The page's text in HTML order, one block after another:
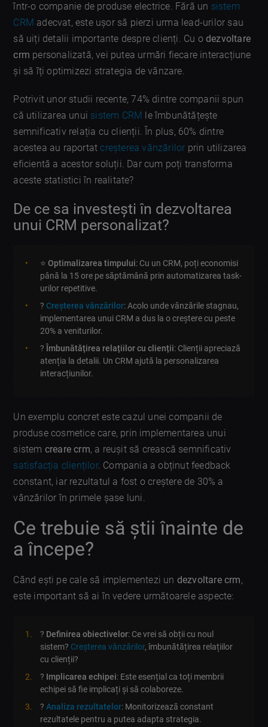
într-o companie de produse electrice. Fără un sistem
CRM adecvat, este ușor să pierzi urma lead-urilor sau
să uiți detalii importante despre clienți. Cu odezvoltare
crm personalizată, vei putea urmări fiecare interacțiune
și să îți optimizezi strategia de vânzare.
Potrivit unor studii recente, 74% dintre companii spun
că utilizarea unui sistem CRM le îmbunătățește
semnificativ relația cu clienții. În plus, 60% dintre
acestea au raportatcreșterea vânzărilor prin utilizarea
eficientă a acestor soluții. Dar cum poți transforma
aceste statistici în realitate?
De ce sa investești în dezvoltarea
unui CRM personalizat?
⭐Optimalizarea timpului: Cu un CRM, poți economisi
până la 15 ore pe săptămână prin automatizarea task-
urilor repetitive.
?Creșterea vânzărilor: Acolo unde vânzările stagnau,
implementarea unui CRM a dus la o creștere cu peste
20% a veniturilor.
? Îmbunătățirea relațiilor cu clienții: Clienții apreciază
atenția la detalii. Un CRM ajută la personalizarea
interacțiunilor.
Un exemplu concret este cazul unei companii de
produse cosmetice care, prin implementarea unui
sistem creare crm, a reușit să crească semnificativ
satisfacția clienților. Compania a obținut feedback
constant, iar rezultatul a fost o creștere de 30% a
vânzărilor în primele șase luni.
Ce trebuie să știi înainte de
a începe?
Când ești pe cale să implementezi un dezvoltare crm,
este important să ai în vedere următoarele aspecte:
?️ Definirea obiectivelor: Ce vrei să obții cu noul
sistem? Creșterea vânzărilor, îmbunătățirea relațiilor
cu clienții?
? Implicarea echipei: Este esențial ca toți membrii
echipei să fie implicați și să colaboreze.
?Analiza rezultatelor: Monitorizează constant
rezultatele pentru a putea adapta strategia.